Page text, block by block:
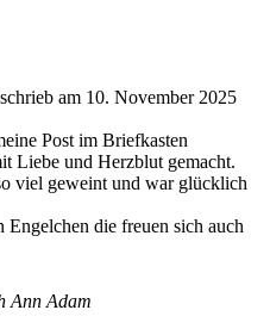
schrieb am 10. November 2025
Post im Briefkasten
Liebe und Herzblut gemacht.
viel geweint und war glücklich
die freuen sich auch
Ann Adam